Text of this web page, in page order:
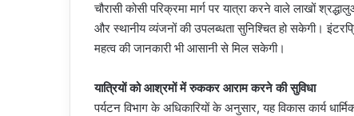
चौरासी कोसी परिक्रमा मार्ग पर यात्रा करने वाले लाखों
और स्थानीय व्यंजनों की उपलब्धता सुनिश्चित हो सकेगी।
महत्व की जानकारी भी आसानी से मिल सकेगी।
यात्रियों को आश्रमों में रुककर आराम करने की सुविधा
पर्यटन विभाग के अधिकारियों के अनुसार, यह विकास कार्य